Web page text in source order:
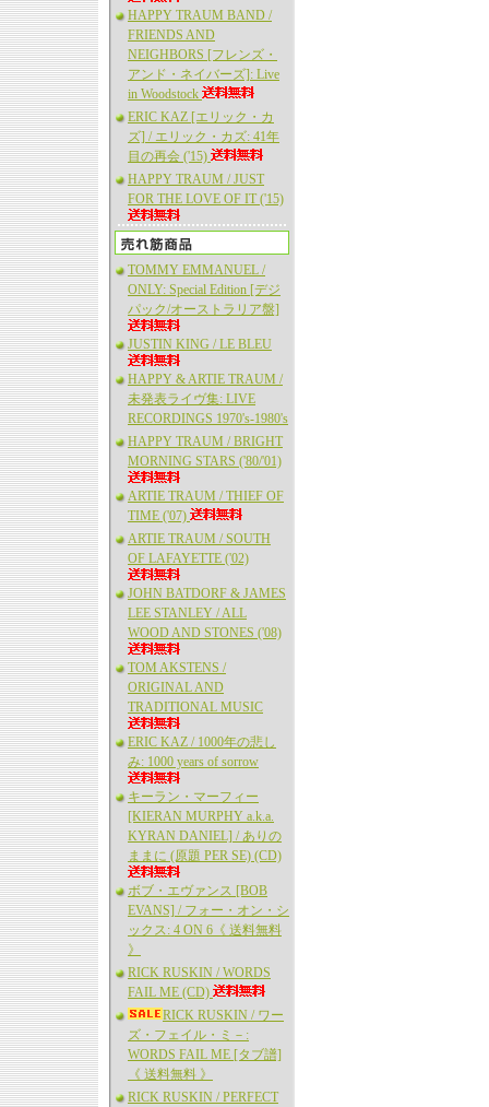
HAPPY TRAUM BAND /
FRIENDS AND
NEIGHBORS [フレンズ・
アンド・ネイバーズ]: Live
in Woodstock
ERIC KAZ [エリック・カ
ズ] / エリック・カズ: 41年
目の再会 ('15)
HAPPY TRAUM / JUST
FOR THE LOVE OF IT ('15)
TOMMY EMMANUEL /
ONLY: Special Edition [デジ
パック/オーストラリア盤]
JUSTIN KING / LE BLEU
HAPPY & ARTIE TRAUM /
未発表ライヴ集: LIVE
RECORDINGS 1970's-1980's
HAPPY TRAUM / BRIGHT
MORNING STARS ('80/'01)
ARTIE TRAUM / THIEF OF
TIME ('07)
ARTIE TRAUM / SOUTH
OF LAFAYETTE ('02)
JOHN BATDORF & JAMES
LEE STANLEY / ALL
WOOD AND STONES ('08)
TOM AKSTENS /
ORIGINAL AND
TRADITIONAL MUSIC
ERIC KAZ / 1000年の悲し
み: 1000 years of sorrow
キーラン・マーフィー
[KIERAN MURPHY a.k.a.
KYRAN DANIEL] / ありの
ままに (原題 PER SE) (CD)
ボブ・エヴァンス [BOB
EVANS] / フォー・オン・シ
ックス: 4 ON 6《 送料無料
》
RICK RUSKIN / WORDS
FAIL ME (CD)
RICK RUSKIN / ワー
ズ・フェイル・ミ－:
WORDS FAIL ME [タブ譜]
《 送料無料 》
RICK RUSKIN / PERFECT